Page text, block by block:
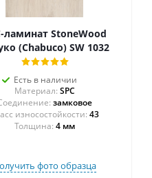
ламинат StoneWood
(Chabuco) SW 1032
Есть в наличии
Материал: SPC
замковое
43
Толщина: 4 мм
фото образца